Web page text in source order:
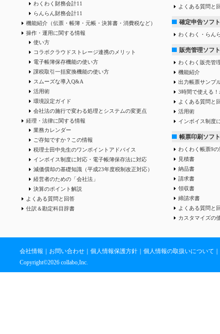
わくわく財務会計11
らんらん財務会計11
機能紹介（伝票・帳簿・元帳・決算書・消費税など）
操作・運用に関する情報
使い方
コラボクラウドストレージ連携のメリット
電子帳簿保存機能の使い方
課税取引一括変換機能の使い方
スムーズな導入Q&A
活用術
環境設定ガイド
会社法の施行で変わる処理とシステムの変更点
経理・法律に関する情報
業務カレンダー
ご存知ですか？この情報
税理士田中先生のワンポイントアドバイス
インボイス制度に対応・電子帳簿保存法に対応
減価償却の基礎知識（平成23年度税制改正対応）
経営者のための「会社法」
決算のポイント解説
よくある質問と回答
仕訳＆勘定科目辞書
よくある質問と
確定申告ソフト
わくわく・らん
販売管理ソフト
わくわく販売管
機能紹介
出力帳票サンプ
3時間で使える
よくある質問と
活用術
インボイス制度
帳票印刷ソフト
わくわく帳票9
見積書
納品書
請求書
領収書
締請求書
よくある質問と
カスタマイズの
会社情報 お問い合わせ 個人情報保護方針 個人情報の取扱いについて
Copyright©2026 collabo,Inc.